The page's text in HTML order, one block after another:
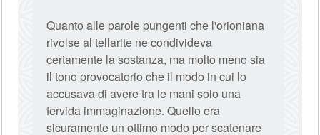
Quanto alle parole pungenti che l'orioniana
rivolse al tellarite ne condivideva
certamente la sostanza, ma molto meno sia
il tono provocatorio che il modo in cui lo
accusava di avere tra le mani solo una
fervida immaginazione. Quello era
sicuramente un ottimo modo per scatenare